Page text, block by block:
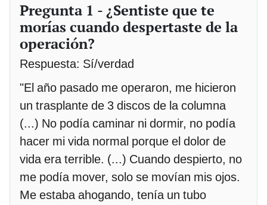
Pregunta 1 - ¿Sentiste que te
morías cuando despertaste de la
operación?
Respuesta: Sí/verdad
"El año pasado me operaron, me hicieron
un trasplante de 3 discos de la columna
(...) No podía caminar ni dormir, no podía
hacer mi vida normal porque el dolor de
vida era terrible. (...) Cuando despierto, no
me podía mover, solo se movían mis ojos.
Me estaba ahogando, tenía un tubo